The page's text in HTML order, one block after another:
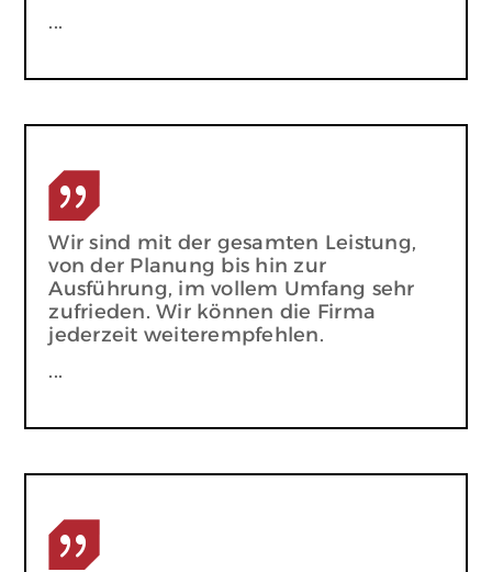
...
{
Wir sind mit der gesamten Leistung,
von der Planung bis hin zur
Ausführung, im vollem Umfang sehr
zufrieden. Wir können die Firma
jederzeit weiterempfehlen.
...
{